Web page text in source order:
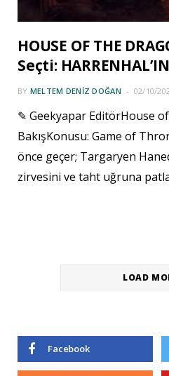
HOUSE OF THE
Seçti:
BY MELTEM DENIZ DOĞAN 02/10/
✎ Geekyapar EditörHouse of
BakışKonusu: Game of
önce geçer; Targaryen
zirvesini ve taht uğruna
LOAD
Facebook